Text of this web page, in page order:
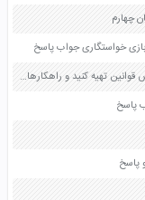
بازی خواستگاری جواب پاسخ
به طور گروهی برای حفظ از اقیانوس ها و دریا ها پیش نویس قوانین تهیه کنید و راهکارهایی را نیز به کشورها توصیه کنید صفحه 28 مطالعات اجتماعی نهم
پاسخ